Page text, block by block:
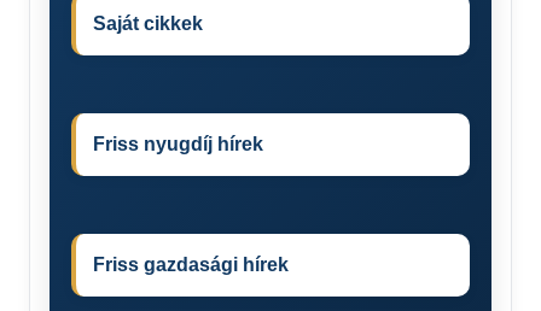
Saját cikkek
Friss nyugdíj hírek
Friss gazdasági hírek